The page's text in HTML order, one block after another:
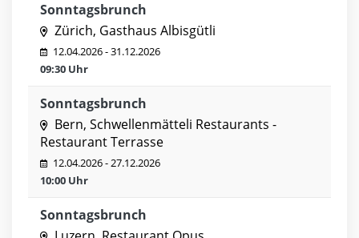
Sonntagsbrunch
Zürich, Gasthaus Albisgütli
12.04.2026 - 31.12.2026
09:30 Uhr
Sonntagsbrunch
Bern, Schwellenmätteli Restaurants -
Restaurant Terrasse
12.04.2026 - 27.12.2026
10:00 Uhr
Sonntagsbrunch